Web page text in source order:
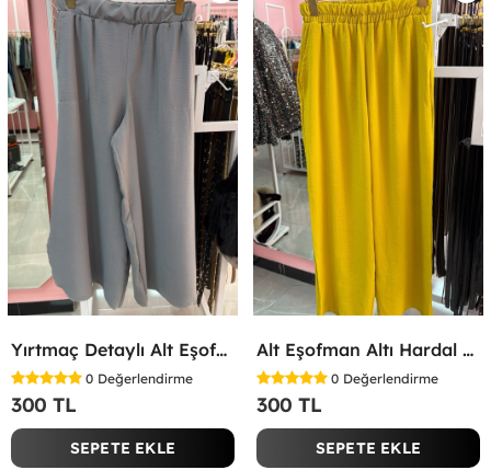
Yırtmaç Detaylı Alt Eşofman Altı Gri
0 Değerlendirme
300 TL
SEPETE EKLE
Alt Eşofman Altı Hardal Sarısı
0 Değerlendirme
300 TL
SEPETE EKLE